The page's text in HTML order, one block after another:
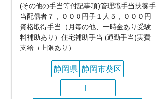
(その他の手当等付記事項)管理職手当扶養手
当配偶者７，０００円子１人５，０００円
資格取得手当（月毎の他、一時金あり受験
料補助あり）住宅補助手当 (通勤手当)実費
支給（上限あり）
静岡県 静岡市葵区
IT